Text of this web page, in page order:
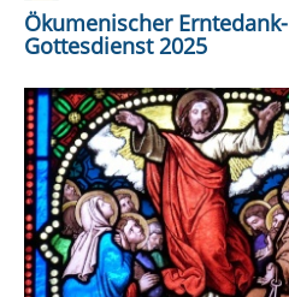
Ökumenischer Erntedank-
Gottesdienst 2025